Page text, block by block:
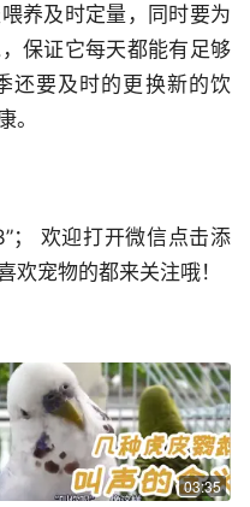
养及时定量，同时要为
保证它每天都能有足够
还要及时的更换新的饮
。
； 欢迎打开微信点击添
欢宠物的都来关注哦！
03:35